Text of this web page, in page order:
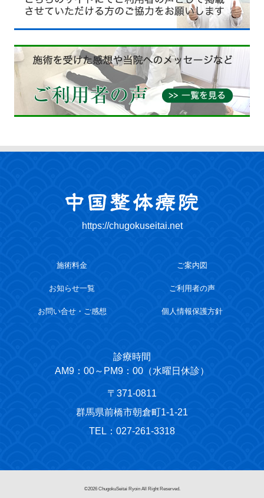
https://chugokuseitai.net
施術料金 ご案内図
お知らせ一覧 ご利用者の声
お問い合せ・ご感想 個人情報保護方針
診療時間
AM9：00～PM9：00（水曜日休診）
〒371-0811
群馬県前橋市朝倉町1-1-21
TEL：027-261-3318
©2026 ChugokuSeitai Ryoin All Right Reserved.